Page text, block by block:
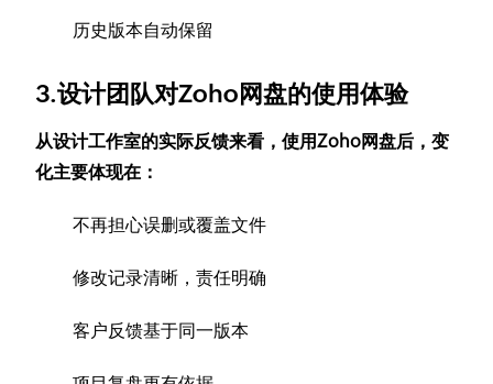
历史版本自动保留
3.设计团队对Zoho网盘的使用体验
从设计工作室的实际反馈来看，使用Zoho网盘后，变
化主要体现在：
不再担心误删或覆盖文件
修改记录清晰，责任明确
客户反馈基于同一版本